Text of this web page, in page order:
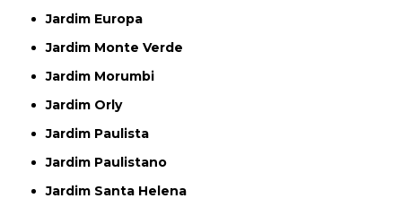
Jardim Europa
Jardim Monte Verde
Jardim Morumbi
Jardim Orly
Jardim Paulista
Jardim Paulistano
Jardim Santa Helena